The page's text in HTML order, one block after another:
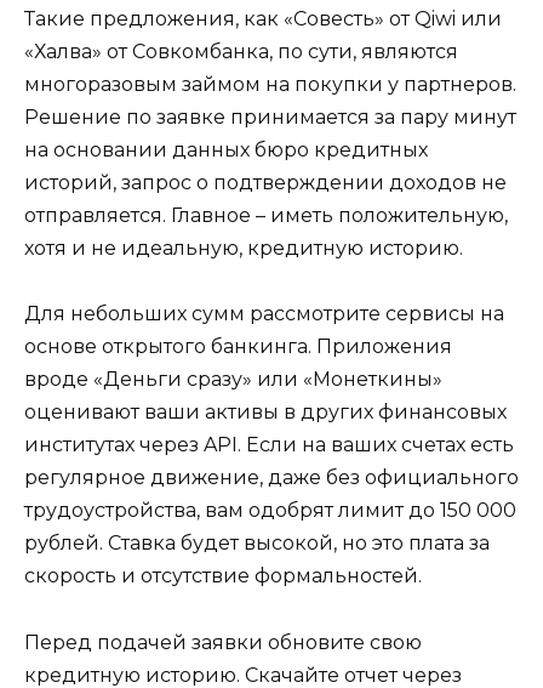
Такие предложения, как «Совесть» от Qiwi или
«Халва» от Совкомбанка, по сути, являются
многоразовым займом на покупки у партнеров.
Решение по заявке принимается за пару минут
на основании данных бюро кредитных
историй, запрос о подтверждении доходов не
отправляется. Главное – иметь положительную,
хотя и не идеальную, кредитную историю.
Для небольших сумм рассмотрите сервисы на
основе открытого банкинга. Приложения
вроде «Деньги сразу» или «Монеткины»
оценивают ваши активы в других финансовых
институтах через API. Если на ваших счетах есть
регулярное движение, даже без официального
трудоустройства, вам одобрят лимит до 150 000
рублей. Ставка будет высокой, но это плата за
скорость и отсутствие формальностей.
Перед подачей заявки обновите свою
кредитную историю. Скачайте отчет через